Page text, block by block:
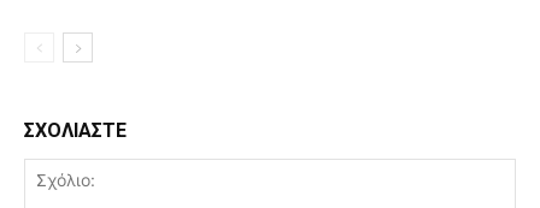
ΣΧΟΛΙΑΣΤΕ